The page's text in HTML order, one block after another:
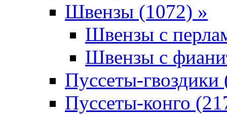
Швензы (1072) »
Швензы с
Швензы с
Пуссеты-гвоздики
Пуссеты-конго